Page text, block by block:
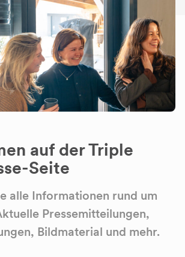
auf der Triple
Seite
alle Informationen rund um
Pressemitteilungen,
Bildmaterial und mehr.